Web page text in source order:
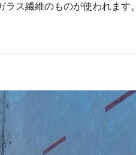
ス繊維のものが使われます。